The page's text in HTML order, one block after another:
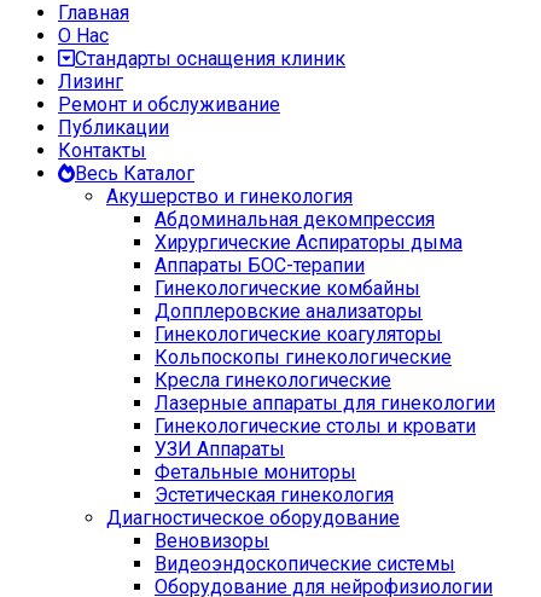
Главная
О Нас
Стандарты оснащения клиник
Лизинг
Ремонт и обслуживание
Публикации
Контакты
Весь Каталог
Акушерство и гинекология
Абдоминальная декомпрессия
Хирургические Аспираторы дыма
Аппараты БОС-терапии
Гинекологические комбайны
Допплеровские анализаторы
Гинекологические коагуляторы
Кольпоскопы гинекологические
Кресла гинекологические
Лазерные аппараты для гинекологии
Гинекологические столы и кровати
УЗИ Аппараты
Фетальные мониторы
Эстетическая гинекология
Диагностическое оборудование
Веновизоры
Видеоэндоскопические системы
Оборудование для нейрофизиологии